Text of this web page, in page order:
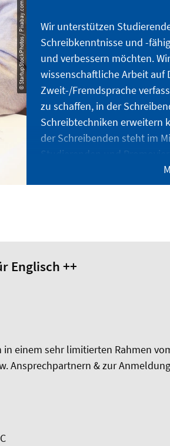
© StartupStockPhotos / Pixabay.com
Wir unterstützen
Schreibkenntnisse und -
und verbessern möchten.
wissenschaftliche Arbeit auf
Zweit-/Fremdsprache
zu schaffen, in der
Schreibtechniken erweitern
der Schreibenden steht im
Studierenden und
Seite und fördern so die
Jegliche Kommunikation
Englisch ++
einem sehr limitierten Rahmen
Ansprechpartnern & zur